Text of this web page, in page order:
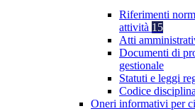
Riferimenti
attività 15
Atti
Documenti di
gestionale
Statuti e leggi
Codice
Oneri informativi per